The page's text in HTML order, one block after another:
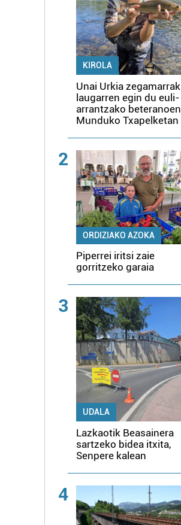
KIROLA
Unai Urkia zegamarrak
laugarren egin du euli-
arrantzako beteranoen
Munduko Txapelketan
2
ORDIZIAKO AZOKA
Piperrei iritsi zaie
gorritzeko garaia
3
UDALA
Lazkaotik Beasainera
sartzeko bidea itxita,
Senpere kalean
4